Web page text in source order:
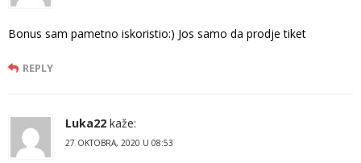
Bonus sam pametno iskoristio:) Jos samo da prodje tiket
REPLY
Luka22 kaže:
27 OKTOBRA, 2020 U 08:53